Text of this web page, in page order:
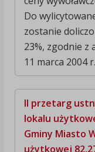
Do
zostanie
23%, zgodnie z
11 marca 2004
II przetarg
lokalu
Gminy Miasto
użytkowej